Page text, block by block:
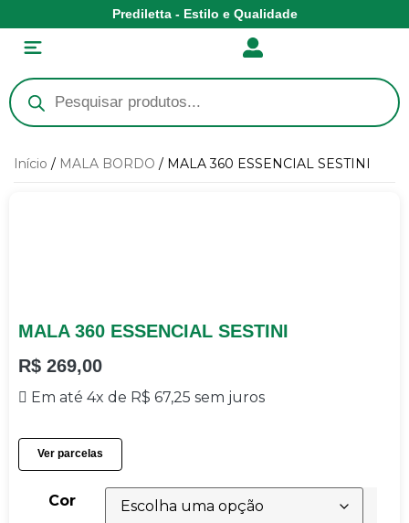
Prediletta - Estilo e Qualidade
Início / MALA BORDO / MALA 360 ESSENCIAL SESTINI
MALA 360 ESSENCIAL SESTINI
R$ 269,00
Em até 4x de R$ 67,25 sem juros
Ver parcelas
Cor